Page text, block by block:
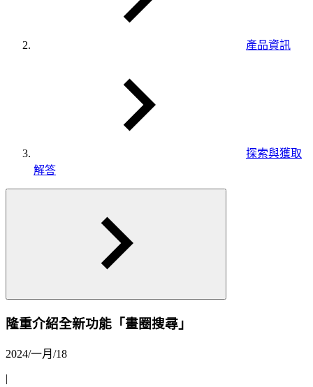
產品資訊
探索與獲取
解答
隆重介紹全新功能「畫圈搜尋」
2024/一月/18
|